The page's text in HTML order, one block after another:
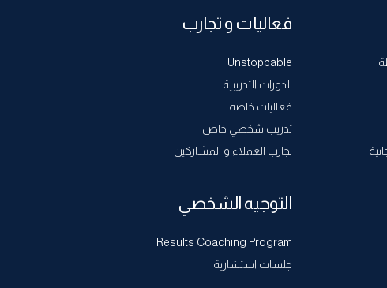
فعاليات و تجارب
Unstoppable
الدورات التدريبية
فعاليات خاصة
تدريب شخصي خاص
تجارب العملاء و المشاركين
التوجيه الشخصي
Results Coaching Program
جلسات استشارية